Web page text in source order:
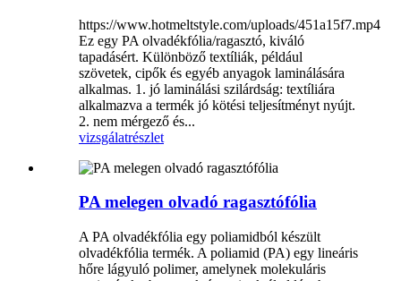
https://www.hotmeltstyle.com/uploads/451a15f7.mp4
Ez egy PA olvadékfólia/ragasztó, kiváló
tapadásért. Különböző textíliák, például
szövetek, cipők és egyéb anyagok laminálására
alkalmas. 1. jó laminálási szilárdság: textíliára
alkalmazva a termék jó kötési teljesítményt nyújt.
2. nem mérgező és...
vizsgálatrészlet
PA melegen olvadó ragasztófólia
A PA olvadékfólia egy poliamidból készült
olvadékfólia termék. A poliamid (PA) egy lineáris
hőre lágyuló polimer, amelynek molekuláris